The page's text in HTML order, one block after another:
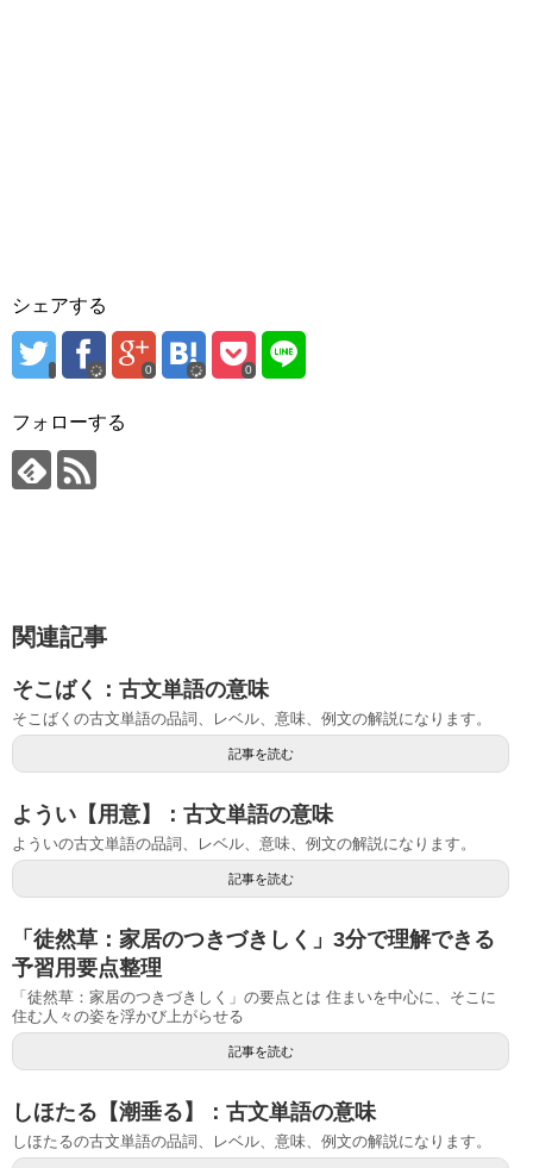
シェアする
0 0
フォローする
関連記事
そこばく：古文単語の意味
そこばくの古文単語の品詞、レベル、意味、例文の解説になります。
記事を読む
ようい【用意】：古文単語の意味
よういの古文単語の品詞、レベル、意味、例文の解説になります。
記事を読む
「徒然草：家居のつきづきしく」3分で理解できる
予習用要点整理
「徒然草：家居のつきづきしく」の要点とは 住まいを中心に、そこに
住む人々の姿を浮かび上がらせる
記事を読む
しほたる【潮垂る】：古文単語の意味
しほたるの古文単語の品詞、レベル、意味、例文の解説になります。